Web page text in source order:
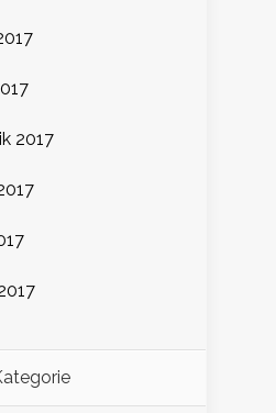
2017